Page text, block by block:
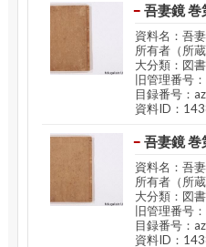
吾妻鏡 巻
資料名：吾
所有者（所
大分類：図
旧管理番号
目録番号：
資料ID：
吾妻鏡 巻
資料名：吾
所有者（所
大分類：図
旧管理番号
目録番号：
資料ID：